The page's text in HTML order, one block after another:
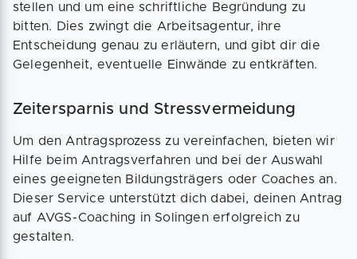
stellen und um eine schriftliche Begründung zu
bitten. Dies zwingt die Arbeitsagentur, ihre
Entscheidung genau zu erläutern, und gibt dir die
Gelegenheit, eventuelle Einwände zu entkräften.
Zeitersparnis und Stressvermeidung
Um den Antragsprozess zu vereinfachen, bieten wir
Hilfe beim Antragsverfahren und bei der Auswahl
eines geeigneten Bildungsträgers oder Coaches an.
Dieser Service unterstützt dich dabei, deinen Antrag
auf AVGS-Coaching in Solingen erfolgreich zu
gestalten.